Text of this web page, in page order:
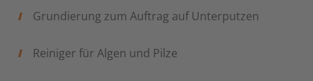
Grundierung zum Auftrag auf Unterputzen
Reiniger für Algen und Pilze